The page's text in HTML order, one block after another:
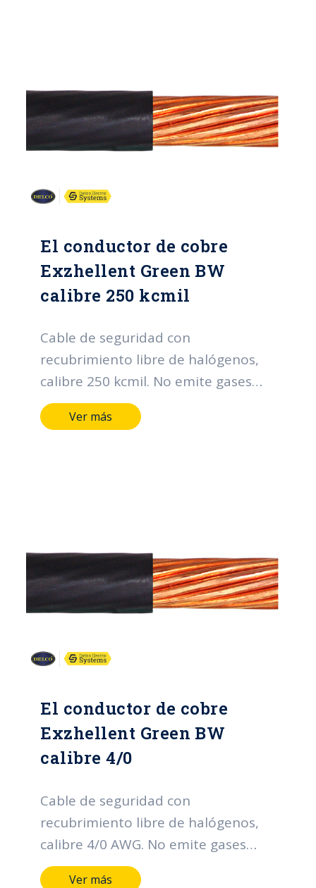
El conductor de cobre
Exzhellent Green BW
calibre 250 kcmil
Cable de seguridad con
recubrimiento libre de halógenos,
calibre 250 kcmil. No emite gases
téxicos en caso de incendio.
Ver más
El conductor de cobre
Exzhellent Green BW
calibre 4/0
Cable de seguridad con
recubrimiento libre de halógenos,
calibre 4/0 AWG. No emite gases
téxicos en caso de incendio.
Ver más